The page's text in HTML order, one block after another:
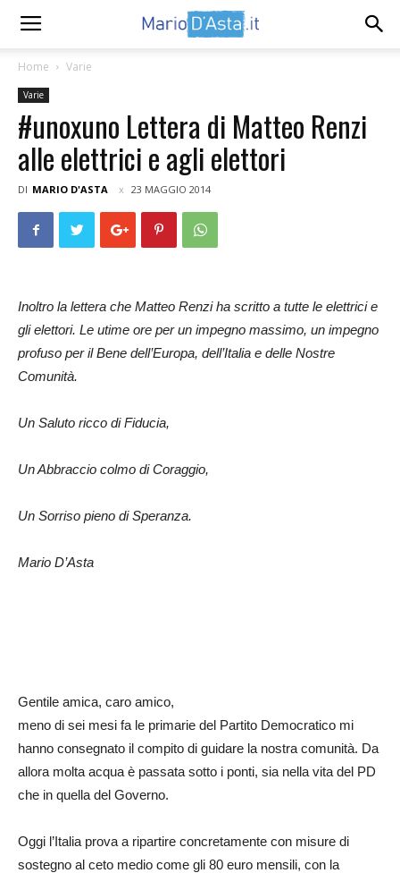
Home Varie
Varie
#unoxuno Lettera di Matteo Renzi
alle elettrici e agli elettori
DI MARIO D'ASTA 23 MAGGIO 2014
Inoltro la lettera che Matteo Renzi ha scritto a tutte le elettrici e
gli elettori. Le utime ore per un impegno massimo, un impegno
profuso per il Bene dell’Europa, dell’Italia e delle Nostre
Comunità.
Un Saluto ricco di Fiducia,
Un Abbraccio colmo di Coraggio,
Un Sorriso pieno di Speranza.
Mario D’Asta
Gentile amica, caro amico,
meno di sei mesi fa le primarie del Partito Democratico mi
hanno consegnato il compito di guidare la nostra comunità. Da
allora molta acqua è passata sotto i ponti, sia nella vita del PD
che in quella del Governo.
Oggi l’Italia prova a ripartire concretamente con misure di
sostegno al ceto medio come gli 80 euro mensili, con la